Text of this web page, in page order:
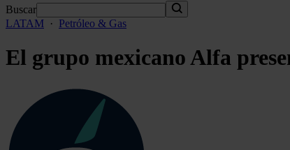
Buscar
LATAM · Petróleo & Gas
El grupo mexicano Alfa